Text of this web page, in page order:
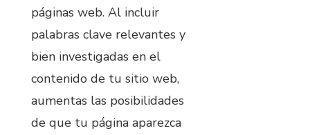
páginas web. Al incluir
palabras clave relevantes y
bien investigadas en el
contenido de tu sitio web,
aumentas las posibilidades
de que tu página aparezca